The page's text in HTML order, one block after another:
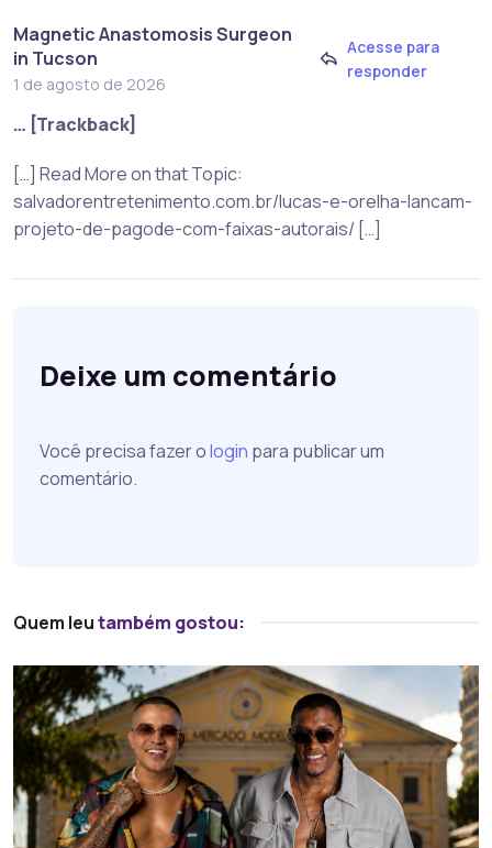
Magnetic Anastomosis Surgeon
in Tucson
1 de agosto de 2026
Acesse para
responder
… [Trackback]
[…] Read More on that Topic:
salvadorentretenimento.com.br/lucas-e-orelha-lancam-
projeto-de-pagode-com-faixas-autorais/ […]
Deixe um comentário
Você precisa fazer ologin para publicar um
comentário.
Quem leutambém gostou: